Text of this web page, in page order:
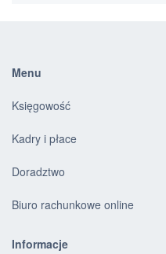
Menu
Księgowość
Kadry i płace
Doradztwo
Biuro rachunkowe online
Informacje